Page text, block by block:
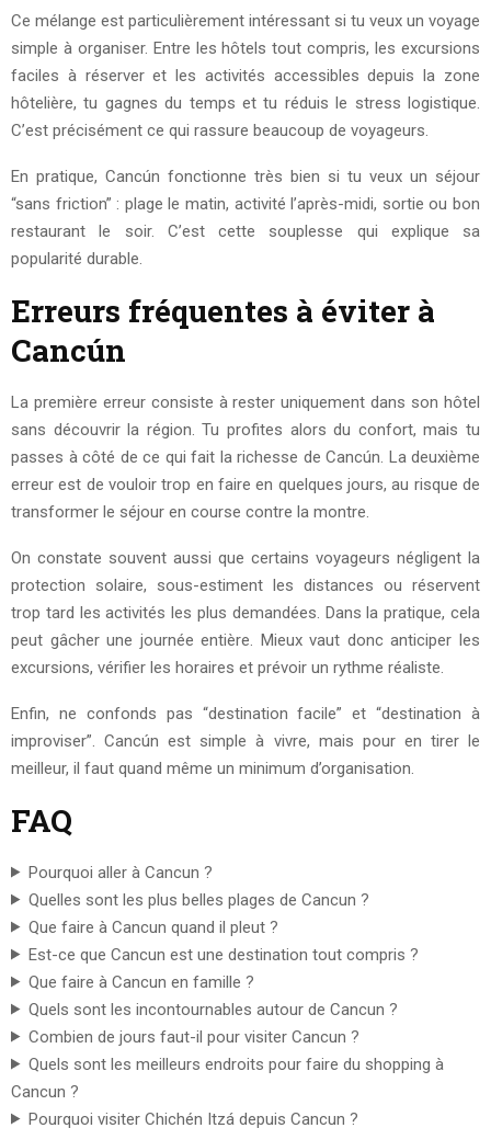
Ce mélange est particulièrement intéressant si tu veux un voyage
simple à organiser. Entre les hôtels tout compris, les excursions
faciles à réserver et les activités accessibles depuis la zone
hôtelière, tu gagnes du temps et tu réduis le stress logistique.
C’est précisément ce qui rassure beaucoup de voyageurs.
En pratique, Cancún fonctionne très bien si tu veux un séjour
“sans friction” : plage le matin, activité l’après-midi, sortie ou bon
restaurant le soir. C’est cette souplesse qui explique sa
popularité durable.
Erreurs fréquentes à éviter à
Cancún
La première erreur consiste à rester uniquement dans son hôtel
sans découvrir la région. Tu profites alors du confort, mais tu
passes à côté de ce qui fait la richesse de Cancún. La deuxième
erreur est de vouloir trop en faire en quelques jours, au risque de
transformer le séjour en course contre la montre.
On constate souvent aussi que certains voyageurs négligent la
protection solaire, sous-estiment les distances ou réservent
trop tard les activités les plus demandées. Dans la pratique, cela
peut gâcher une journée entière. Mieux vaut donc anticiper les
excursions, vérifier les horaires et prévoir un rythme réaliste.
Enfin, ne confonds pas “destination facile” et “destination à
improviser”. Cancún est simple à vivre, mais pour en tirer le
meilleur, il faut quand même un minimum d’organisation.
FAQ
Pourquoi aller à Cancun ?
Quelles sont les plus belles plages de Cancun ?
Que faire à Cancun quand il pleut ?
Est-ce que Cancun est une destination tout compris ?
Que faire à Cancun en famille ?
Quels sont les incontournables autour de Cancun ?
Combien de jours faut-il pour visiter Cancun ?
Quels sont les meilleurs endroits pour faire du shopping à
Cancun ?
Pourquoi visiter Chichén Itzá depuis Cancun ?